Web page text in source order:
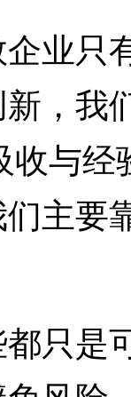
只
，我
与经
主要
是